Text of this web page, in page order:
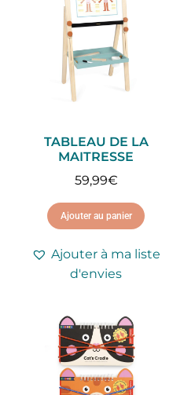
TABLEAU DE LA
MAITRESSE
59,99€
Ajouter au panier
Ajouter à ma liste
d'envies